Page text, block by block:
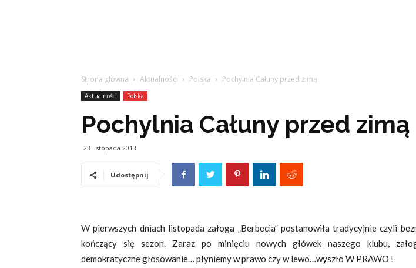
Strona główna Aktualności Polska Pochylnia Całuny przed zimą
Aktualności Polska
Pochylnia Całuny przed zimą
23 listopada 2013
Udostępnij
W pierwszych dniach listopada załoga „Berbecia” postanowiła tradycyjnie czyli
kończący się sezon. Zaraz po minięciu nowych główek naszego klubu,
demokratyczne głosowanie… płyniemy w prawo czy w lewo…wyszło W PRAWO !